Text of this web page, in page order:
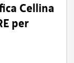
Cellina
per